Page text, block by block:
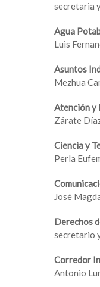
secretaria
Agua
Luis
Asuntos
Mezhua
Atención y
Zárate
Ciencia y
Perla
José
Derechos
secretario
Corredor
Antonio